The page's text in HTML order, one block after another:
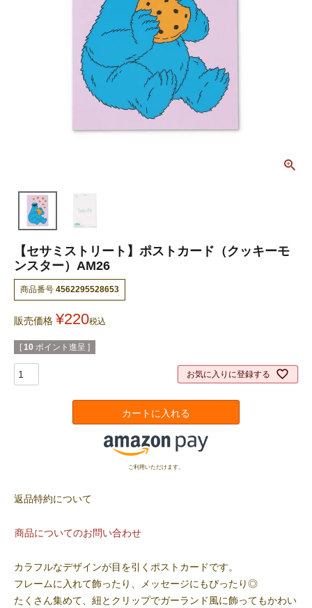
【セサミストリート】ポストカード（クッキーモ
ンスター）AM26
商品番号 4562295528653
販売価格 ¥220税込
[ 10 ポイント進呈 ]
お気に入りに登録する
カートに入れる
ご利用いただけます。
返品特約について
商品についてのお問い合わせ
カラフルなデザインが目を引くポストカードです。
フレームに入れて飾ったり、メッセージにもぴったり◎
たくさん集めて、紐とクリップでガーランド風に飾ってもかわい